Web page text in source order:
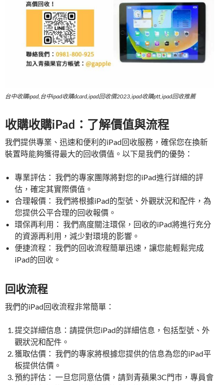
台中收購ipad,台中ipad收購dcard,ipad回收價2023,ipad收購ptt,ipad回收推薦
收購收購iPad：了解價值與流程
我們提供專業、迅速和便利的iPad回收服務，確保您在換新
裝置時能夠獲得最大的回收價值。以下是我們的優勢：
專業評估： 我們的專家團隊將對您的iPad進行詳細的評
估，確定其實際價值。
合理報價： 我們將根據iPad的型號、外觀狀況和配件，為
您提供公平合理的回收報價。
環保再利用： 我們高度關注環保，回收的iPad將進行充分
的資源再利用，減少對環境的影響。
便捷流程： 我們的回收流程簡單迅速，讓您能輕鬆完成
iPad的回收。
回收流程
我們的iPad回收流程非常簡單：
提交詳細信息：請提供您iPad的詳細信息，包括型號、外
觀狀況和配件。
獲取估價： 我們的專家將根據您提供的信息為您的iPad平
板提供估價。
預約評估： 一旦您同意估價，請到青蘋果3C門市，專員會